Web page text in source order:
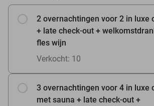
2 overnachtingen voor 2 in luxe
+ late check-out +
fles wijn
Verkocht: 10
3 overnachtingen voor 4 in luxe
met sauna + late check-out +